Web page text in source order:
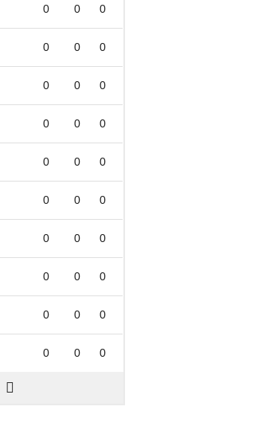
0 0 0
0 0 0
0 0 0
0 0 0
0 0 0
0 0 0
0 0 0
0 0 0
0 0 0
0 0 0